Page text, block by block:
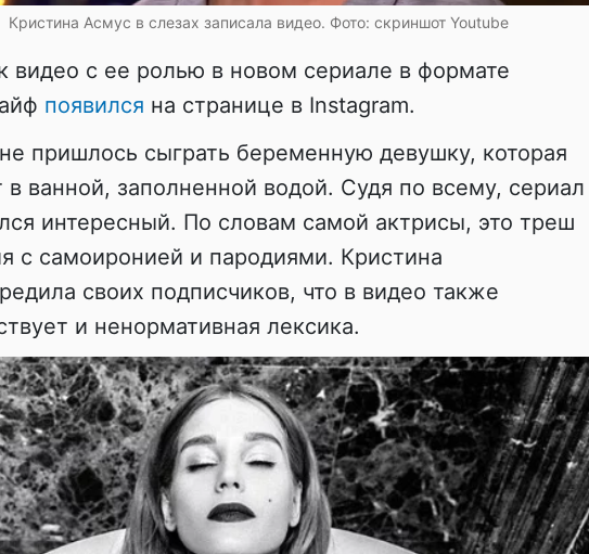
Кристина Асмус в слезах записала видео. Фото: скриншот Youtube
видео с ее ролью в новом сериале в формате
появился на странице в Instagram.
пришлось сыграть беременную девушку, которая
в ванной, заполненной водой. Судя по всему, сериал
интересный. По словам самой актрисы, это треш
с самоиронией и пародиями. Кристина
своих подписчиков, что в видео также
и ненормативная лексика.